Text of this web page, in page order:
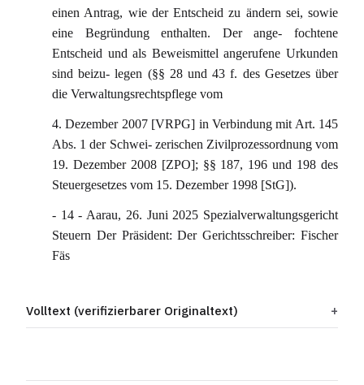
einen Antrag, wie der Entscheid zu ändern sei, sowie
eine Begründung enthalten. Der ange- fochtene
Entscheid und als Beweismittel angerufene Urkunden
sind beizu- legen (§§ 28 und 43 f. des Gesetzes über
die Verwaltungsrechtspflege vom
4. Dezember 2007 [VRPG] in Verbindung mit Art. 145
Abs. 1 der Schwei- zerischen Zivilprozessordnung vom
19. Dezember 2008 [ZPO]; §§ 187, 196 und 198 des
Steuergesetzes vom 15. Dezember 1998 [StG]).
- 14 - Aarau, 26. Juni 2025 Spezialverwaltungsgericht
Steuern Der Präsident: Der Gerichtsschreiber: Fischer
Fäs
Volltext (verifizierbarer Originaltext)